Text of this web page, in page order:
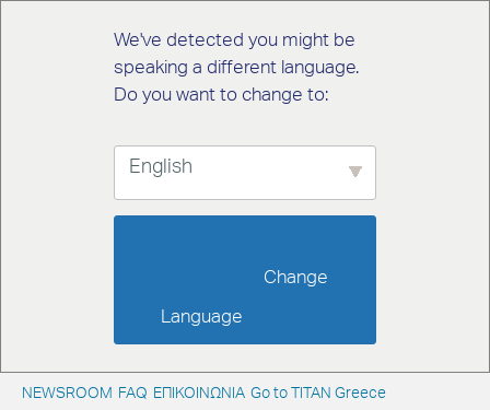
We've detected you might be
speaking a different language.
Do you want to change to:
English
Language
NEWSROOM FAQ ΕΠΙΚΟΙΝΩΝΙΑ Go to TITAN Greece